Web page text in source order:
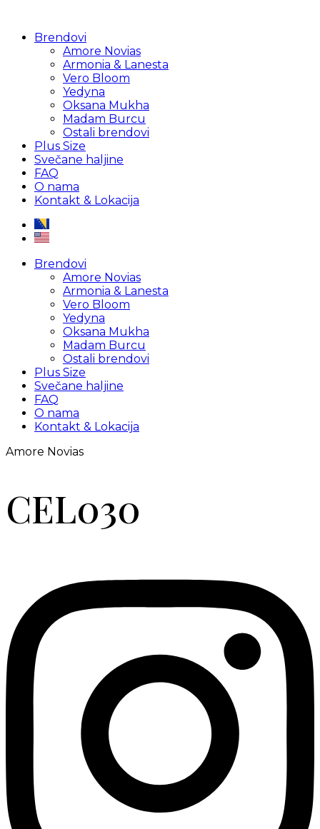
Brendovi
Amore Novias
Armonia & Lanesta
Vero Bloom
Yedyna
Oksana Mukha
Madam Burcu
Ostali brendovi
Plus Size
Svečane haljine
FAQ
O nama
Kontakt & Lokacija
Brendovi
Amore Novias
Armonia & Lanesta
Vero Bloom
Yedyna
Oksana Mukha
Madam Burcu
Ostali brendovi
Plus Size
Svečane haljine
FAQ
O nama
Kontakt & Lokacija
Amore Novias
CEL030